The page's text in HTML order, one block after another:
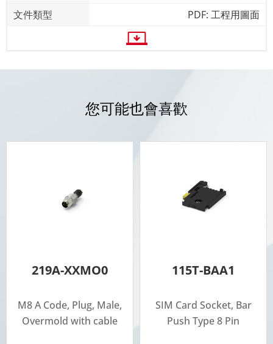
PDF: 工程用圖面
您可能也會喜歡
219A-XXMO0
M8 A Code, Plug, Male,
Overmold with cable
115T-BAA1
SIM Card Socket, Bar
Push Type 8 Pin